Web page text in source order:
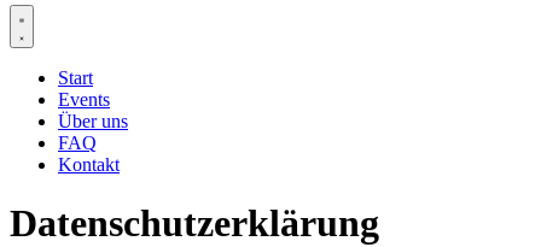
Start
Events
Über uns
FAQ
Kontakt
Datenschutzerklärung